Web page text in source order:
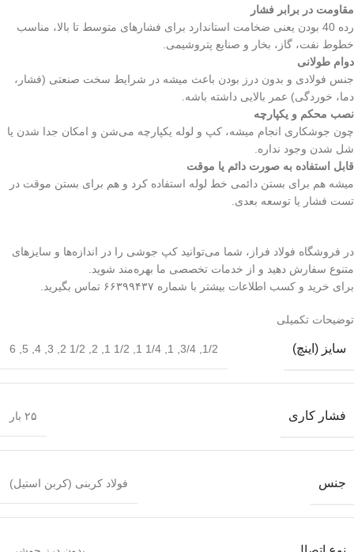
مقاومت در برابر فشار
رده 40 بودن یعنی ضخامت استاندارد برای فشارهای متوسط تا بالا، مناسب
خطوط نفت، گاز، بخار و صنایع پتروشیمی.
دوام طولانی
جنس فولادی و بدون درز بودن باعث میشه در شرایط سخت صنعتی (فشار،
دما، خوردگی) عمر بالایی داشته باشه.
نصب محکم و یکپارچه
چون جوشکاری انجام میشه، کپ و لوله یکپارچه می‌شن و امکان جدا شدن یا
شل شدن وجود نداره.
قابل استفاده به صورت دائم یا موقت
میشه هم برای بستن دائمی خط لوله استفاده کرد و هم برای بستن موقت در
تست فشار یا توسعه بعدی.
در فروشگاه فولاد فراز، شما می‌توانید کپ جوشی را در اندازه‌ها و سایزهای
متنوع سفارش دهید و از خدمات تخصصی ما بهره‌مند شوید.
برای خرید و کسب اطلاعات بیشتر با شماره ۶۶۳۹۹۴۳۷ تماس بگیرید.
توضیحات تکمیلی
سایز (اینچ) 1/2
,
3/4
,
1
,
1/4 1
,
1/2 1
,
2
,
1/2 2
,
3
,
4
,
5
,
6
فشار کاری ۲۵ بار
جنس فولاد کربنی (کربن استیل)